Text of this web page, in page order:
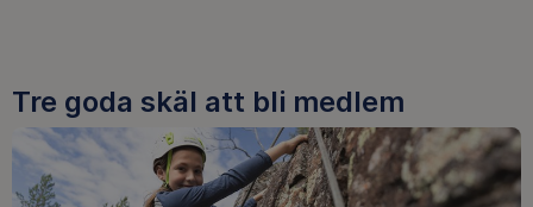
Tre goda skäl att bli medlem